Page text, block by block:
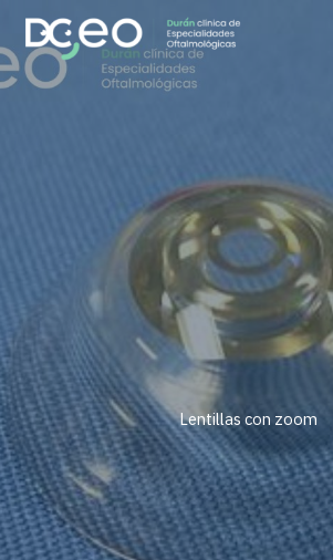
contenido
Lentillas con zoom